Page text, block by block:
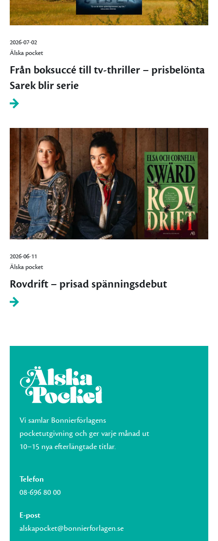
2026-07-02
Älska pocket
Från boksuccé till tv-thriller – prisbelönta
Sarek blir serie
2026-06-11
Älska pocket
Rovdrift – prisad spänningsdebut
Vi samlar Bonnierförlagens
pocketutgivning och ger varje månad ut
10–15 nya efterlängtade titlar.
Telefon
08-696 80 00
E-post
alskapocket@bonnierforlagen.se